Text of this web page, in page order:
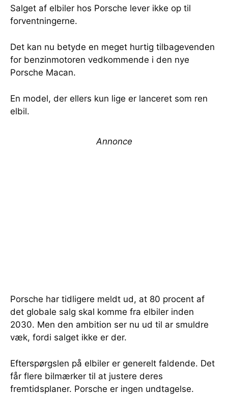
Salget af elbiler hos Porsche lever ikke op til
forventningerne.
Det kan nu betyde en meget hurtig tilbagevenden
for benzinmotoren vedkommende i den nye
Porsche Macan.
En model, der ellers kun lige er lanceret som ren
elbil.
Annonce
Porsche har tidligere meldt ud, at 80 procent af
det globale salg skal komme fra elbiler inden
2030. Men den ambition ser nu ud til ar smuldre
væk, fordi salget ikke er der.
Efterspørgslen på elbiler er generelt faldende. Det
får flere bilmærker til at justere deres
fremtidsplaner. Porsche er ingen undtagelse.